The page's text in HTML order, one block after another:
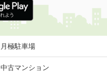
月極駐車場
中古マンション